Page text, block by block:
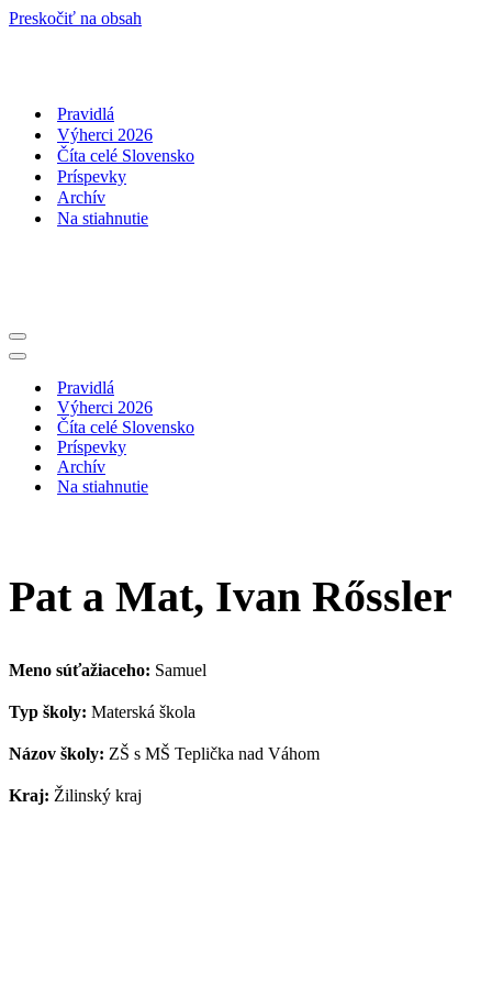
Preskočiť na obsah
Pravidlá
Výherci 2026
Číta celé Slovensko
Príspevky
Archív
Na stiahnutie
Menu
navigácie
Menu
navigáciePravidlá
Výherci 2026
Číta celé Slovensko
Príspevky
Archív
Na stiahnutie
Pat a Mat, Ivan Rőssler
Meno súťažiaceho: Samuel
Typ školy: Materská škola
Názov školy: ZŠ s MŠ Teplička nad Váhom
Kraj: Žilinský kraj